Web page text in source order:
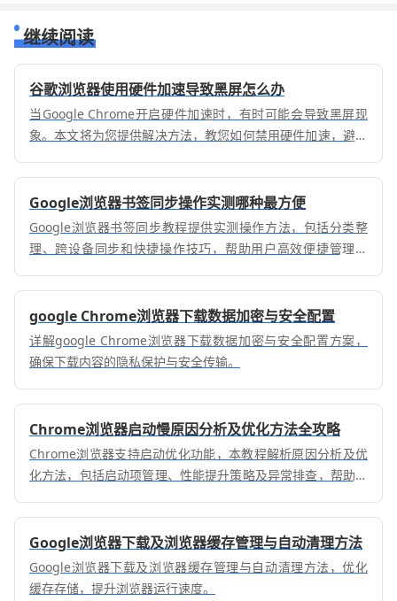
继续阅读
谷歌浏览器使用硬件加速导致黑屏怎么办
当Google Chrome开启硬件加速时，有时可能会导致黑屏现
象。本文将为您提供解决方法，教您如何禁用硬件加速，避免
Google浏览器书签同步操作实测哪种最方便
Google浏览器书签同步教程提供实测操作方法，包括分类整
理、跨设备同步和快捷操作技巧，帮助用户高效便捷管理书
google Chrome浏览器下载数据加密与安全配置
详解google Chrome浏览器下载数据加密与安全配置方案，
确保下载内容的隐私保护与安全传输。
Chrome浏览器启动慢原因分析及优化方法全攻略
Chrome浏览器支持启动优化功能，本教程解析原因分析及优
化方法，包括启动项管理、性能提升策略及异常排查，帮助用
Google浏览器下载及浏览器缓存管理与自动清理方法
Google浏览器下载及浏览器缓存管理与自动清理方法，优化
缓存存储，提升浏览器运行速度。